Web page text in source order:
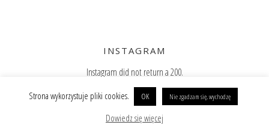
INSTAGRAM
Instagram did not return a 200.
Zajrzyj też na Instagram
Copyright @ 2019 Paulina Surniak
Strona wykorzystuje pliki cookies. OK Nie zgadzam się, wychodzę
Dowiedz się więcej